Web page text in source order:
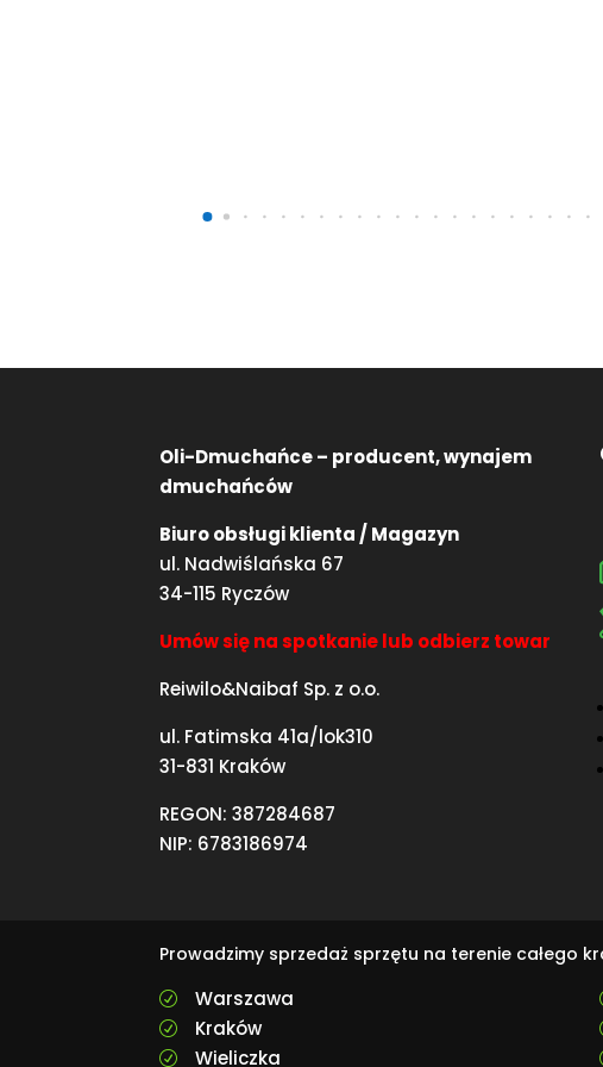
Oli-Dmuchańce – producent, wynajem
dmuchańców
Biuro obsługi klienta / Magazyn
ul. Nadwiślańska 67
34-115 Ryczów
Umów się na spotkanie lub odbierz towar
Reiwilo&Naibaf Sp. z o.o.
ul. Fatimska 41a/lok310
31-831 Kraków
REGON: 387284687
NIP: 6783186974
Prowadzimy sprzedaż sprzętu na terenie całego
R Warszawa
R Kraków
R Wieliczka